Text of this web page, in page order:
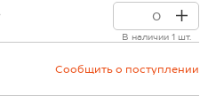
В наличии 1 шт.
Сообщить о поступлении